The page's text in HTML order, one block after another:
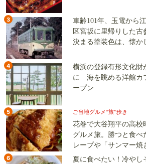
3
車齢101年、玉電から
区宮坂に里帰りした
決まる塗装色は、懐か
4
横浜の登録有形文化財
に 海を眺める洋館カ
ープン
5 ご当地グルメ“旅”歩き
花巻で大谷翔平の高校
グルメ旅。勝つと食べ
レープや「サンマー焼
6 夏に食べたい！冷やし